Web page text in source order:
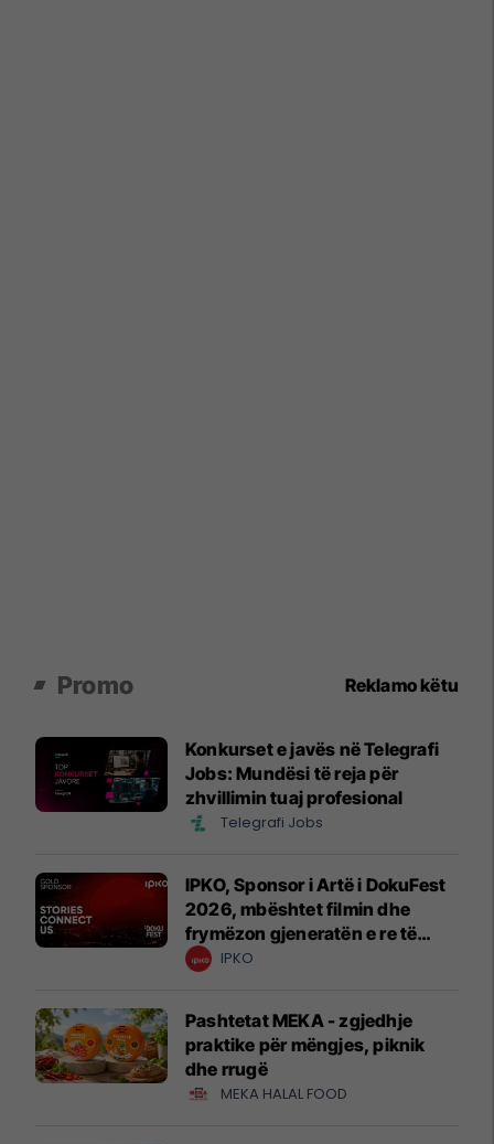
Promo Reklamo këtu
Konkurset e javës në Telegrafi
Jobs: Mundësi të reja për
zhvillimin tuaj profesional
Telegrafi Jobs
IPKO, Sponsor i Artë i DokuFest
2026, mbështet filmin dhe
frymëzon gjeneratën e re të
krijuesve
IPKO
Pashtetat MEKA - zgjedhje
praktike për mëngjes, piknik
dhe rrugë
MEKA HALAL FOOD